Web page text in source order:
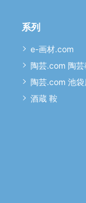
系列
e-画材.com
陶芸.com 陶芸
陶芸.com 池袋
酒蔵 鞍